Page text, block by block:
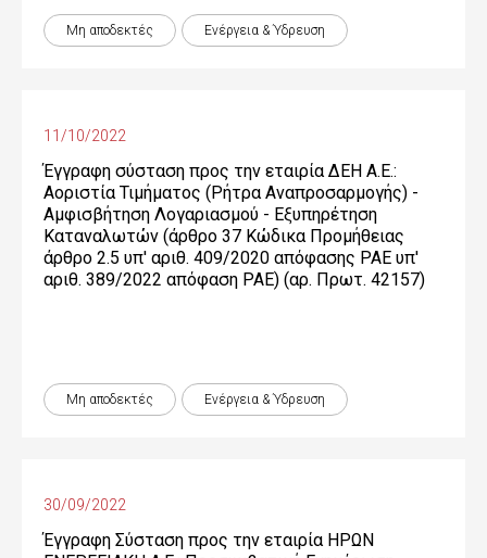
Μη αποδεκτές Ενέργεια & Ύδρευση
11/10/2022
Έγγραφη σύσταση προς την εταιρία ΔΕΗ Α.Ε.:
Αοριστία Τιμήματος (Ρήτρα Αναπροσαρμογής) -
Αμφισβήτηση Λογαριασμού - Εξυπηρέτηση
Καταναλωτών (άρθρο 37 Κώδικα Προμήθειας
άρθρο 2.5 υπ' αριθ. 409/2020 απόφασης ΡΑΕ υπ'
αριθ. 389/2022 απόφαση ΡΑΕ) (αρ. Πρωτ. 42157)
Μη αποδεκτές Ενέργεια & Ύδρευση
30/09/2022
Έγγραφη Σύσταση προς την εταιρία ΗΡΩΝ